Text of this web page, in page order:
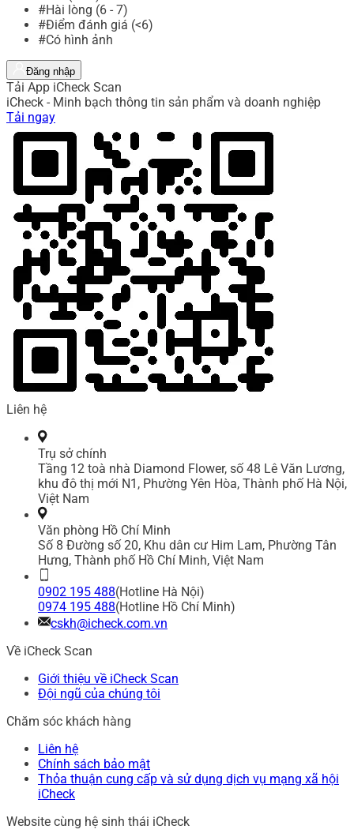
#Hài lòng (6 - 7)
#Điểm đánh giá (<6)
#Có hình ảnh
Đăng nhập
Tải App iCheck Scan
iCheck - Minh bạch thông tin sản phẩm và doanh nghiệp
Tải ngay
Liên hệ
Trụ sở chính
Tầng 12 toà nhà Diamond Flower, số 48 Lê Văn Lương,
khu đô thị mới N1, Phường Yên Hòa, Thành phố Hà Nội,
Việt Nam
Văn phòng Hồ Chí Minh
Số 8 Đường số 20, Khu dân cư Him Lam, Phường Tân
Hưng, Thành phố Hồ Chí Minh, Việt Nam
0902 195 488(Hotline Hà Nội)
0974 195 488(Hotline Hồ Chí Minh)
cskh@icheck.com.vn
Về iCheck Scan
Giới thiệu về iCheck Scan
Đội ngũ của chúng tôi
Chăm sóc khách hàng
Liên hệ
Chính sách bảo mật
Thỏa thuận cung cấp và sử dụng dịch vụ mạng xã hội
iCheck
Website cùng hệ sinh thái iCheck